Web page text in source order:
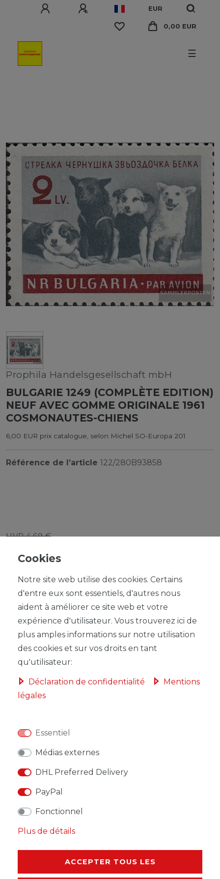
EUR
0,00 EUR
☰
Prophila Handelsgesellschaft mbH
BULGARIE 1249 (COMPLÈTE EDITION)
NEUF AVEC GOMME ORIGINALE 1961
COSMONAUTES-CHIENS
6,00 EUR prix catalogue, selon Michel SO-Europa 201
Référence de l’article 122/280B93858
UVP 4,69 €
DANS LE PANIER
DESCRIPTION
AUTRES DÉTAILS
RESPONSABLE DE L'UE
Cookies
Notre site web utilise des cookies. Certains
d'entre eux sont essentiels, d'autres nous
aident à améliorer ce site web et votre
expérience d'utilisateur. Vous trouverez ici de
plus amples informations sur notre utilisation
des cookies et sur vos droits en tant
qu'utilisateur:
Déclaration de confidentialité
Mentions
légales
Essentiel
Médias externes
DHL Preferred Delivery
PayPal
Fonctionnel
Plus de détails
ACCEPTER TOUS LES